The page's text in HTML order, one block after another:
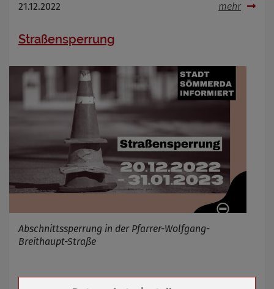
21.12.2022 mehr
Straßensperrung
Abschnittssperrung in der Pfarrer-Wolfgang-
Breithaupt-Straße